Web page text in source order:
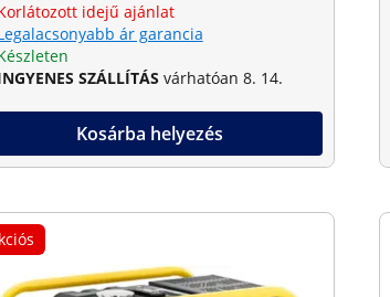
idejű ajánlat
ár garancia
SZÁLLÍTÁS várhatóan 8. 14.
Kosárba helyezés